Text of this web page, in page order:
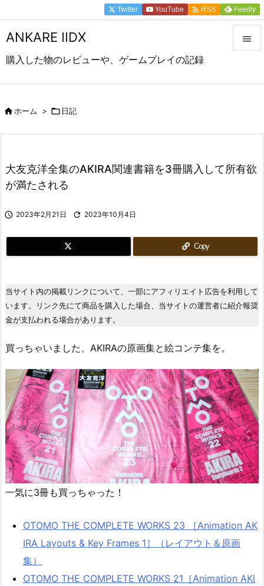
ANKARE IIDX
購入した物のレビューや、ゲームプレイの記録

検索
Twitter YouTube  RSS Feedly
ホーム >  日記
大友克洋全集のAKIRA関連書籍を3冊購入して所有欲
が満たされる
 2023年2月21日  2023年10月4日
Copy
当サイト内の掲載リンクについて、一部にアフィリエイト広告を利用して
います。リンク先にて商品を購入した場合、当サイトの運営者に紹介報奨
金が支払われる場合があります。
買っちゃいました、AKIRAの原画集と絵コンテ集を。
一気に3冊も買っちゃった！
OTOMO THE COMPLETE WORKS 23 ［Animation AK
IRA Layouts & Key Frames 1］（レイアウト＆原画
集）
OTOMO THE COMPLETE WORKS 21［Animation AKI